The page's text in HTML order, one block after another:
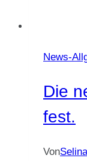
News-
Die
fest.
Von